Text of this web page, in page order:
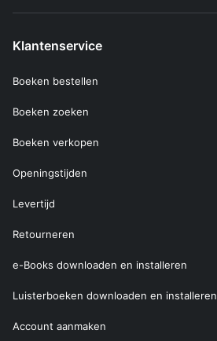
Klantenservice
Boeken bestellen
Boeken zoeken
Boeken verkopen
Openingstijden
Levertijd
Retourneren
e-Books downloaden en installeren
Luisterboeken downloaden en installeren
Account aanmaken